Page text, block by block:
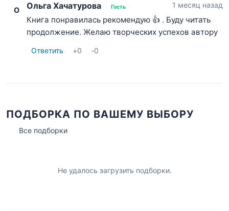
О Ольга Хачатурова Гость 1 месяц назад
Книга понравилась рекомендую 👍 . Буду читать
продолжение. Желаю творческих успехов автору
Ответить +0 -0
ПОДБОРКА ПО ВАШЕМУ ВЫБОРУ
Все подборки
Не удалось загрузить подборки.